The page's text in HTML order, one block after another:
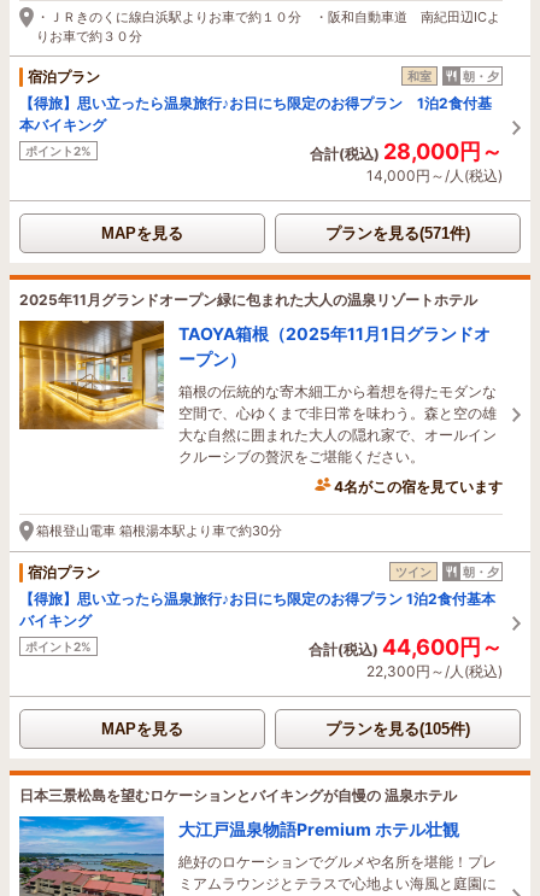
・ＪＲきのくに線白浜駅よりお車で約１０分 ・阪和自動車道 南紀田辺ICよ
りお車で約３０分
宿泊プラン 和室 朝・夕
【得旅】思い立ったら温泉旅行♪お日にち限定のお得プラン 1泊2食付基
本バイキング
ポイント2% 合計(税込) 28,000円～
14,000円～/人(税込)
MAPを見る プランを見る(571件)
2025年11月グランドオープン緑に包まれた大人の温泉リゾートホテル
TAOYA箱根（2025年11月1日グランドオ
ープン）
箱根の伝統的な寄木細工から着想を得たモダンな
空間で、心ゆくまで非日常を味わう。森と空の雄
大な自然に囲まれた大人の隠れ家で、オールイン
クルーシブの贅沢をご堪能ください。
4名がこの宿を見ています
6時間前に予約されました
箱根登山電車 箱根湯本駅より車で約30分
宿泊プラン ツイン 朝・夕
【得旅】思い立ったら温泉旅行♪お日にち限定のお得プラン 1泊2食付基本
バイキング
ポイント2% 合計(税込) 44,600円～
22,300円～/人(税込)
MAPを見る プランを見る(105件)
日本三景松島を望むロケーションとバイキングが自慢の 温泉ホテル
大江戸温泉物語Premium ホテル壮観
絶好のロケーションでグルメや名所を堪能！プレ
ミアムラウンジとテラスで心地よい海風と庭園に